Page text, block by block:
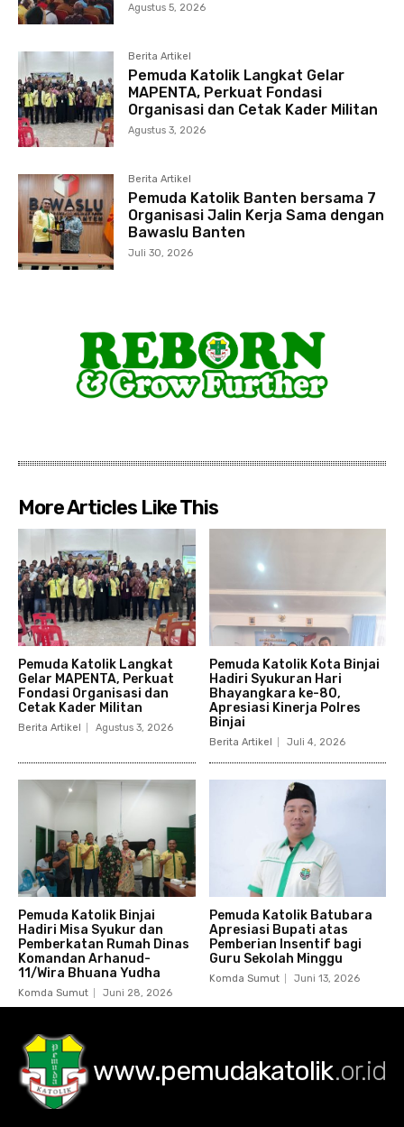
Agustus 5, 2026
Berita Artikel
Pemuda Katolik Langkat Gelar
MAPENTA, Perkuat Fondasi
Organisasi dan Cetak Kader Militan
Agustus 3, 2026
Berita Artikel
Pemuda Katolik Banten bersama 7
Organisasi Jalin Kerja Sama dengan
Bawaslu Banten
Juli 30, 2026
More Articles Like This
Pemuda Katolik Langkat
Gelar MAPENTA, Perkuat
Fondasi Organisasi dan
Cetak Kader Militan
Berita Artikel Agustus 3, 2026
Pemuda Katolik Kota Binjai
Hadiri Syukuran Hari
Bhayangkara ke-80,
Apresiasi Kinerja Polres
Binjai
Berita Artikel Juli 4, 2026
Pemuda Katolik Binjai
Hadiri Misa Syukur dan
Pemberkatan Rumah Dinas
Komandan Arhanud-
11/Wira Bhuana Yudha
Komda Sumut Juni 28, 2026
Pemuda Katolik Batubara
Apresiasi Bupati atas
Pemberian Insentif bagi
Guru Sekolah Minggu
Komda Sumut Juni 13, 2026
www.pemudakatolik.or.id